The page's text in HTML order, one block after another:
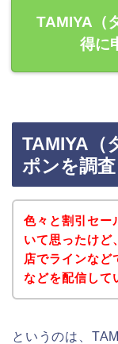
TAMIYA（
得に
TAMIYA（
ポンを調
色々と割引セー
いて思ったけど
店でラインなど
などを配信して
というのは、